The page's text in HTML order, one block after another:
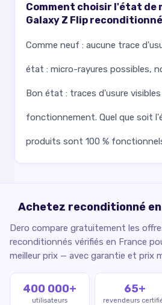
Comment choisir l'état de
Galaxy Z Flip
Comme neuf : aucune trace
état : micro-rayures possibles,
Bon état : traces d'usure
fonctionnement. Quel que soit
produits sont 100 %
Achetez reconditionné
Dero compare gratuitement les
reconditionnés vérifiés en France
meilleur prix — avec garantie et prix
400 000+
utilisateurs
65+
revendeurs